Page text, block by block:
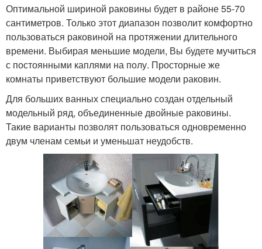
Оптимальной шириной раковины будет в районе 55-70
сантиметров. Только этот диапазон позволит комфортно
пользоваться раковиной на протяжении длительного
времени. Выбирая меньшие модели, Вы будете мучиться
с постоянными каплями на полу. Просторные же
комнаты приветствуют большие модели раковин.
Для больших ванных специально создан отдельный
модельный ряд, объединенные двойные раковины.
Такие варианты позволят пользоваться одновременно
двум членам семьи и уменьшат неудобств.